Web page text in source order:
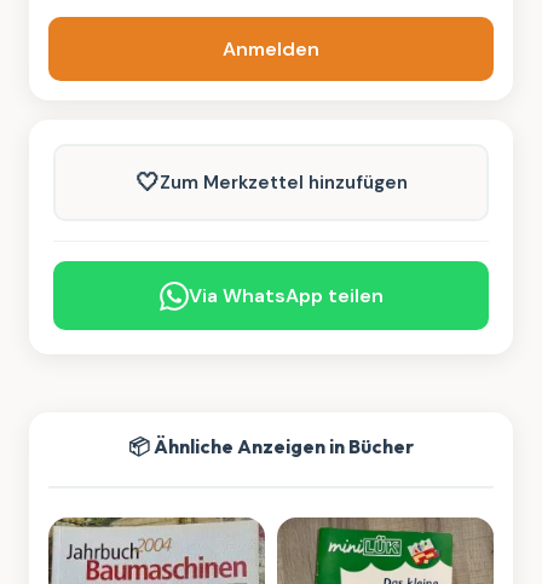
Anmelden
🤍Zum Merkzettel hinzufügen
Via WhatsApp teilen
📦 Ähnliche Anzeigen in Bücher